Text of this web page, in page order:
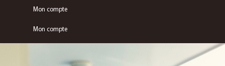
Mon compte
Mon compte